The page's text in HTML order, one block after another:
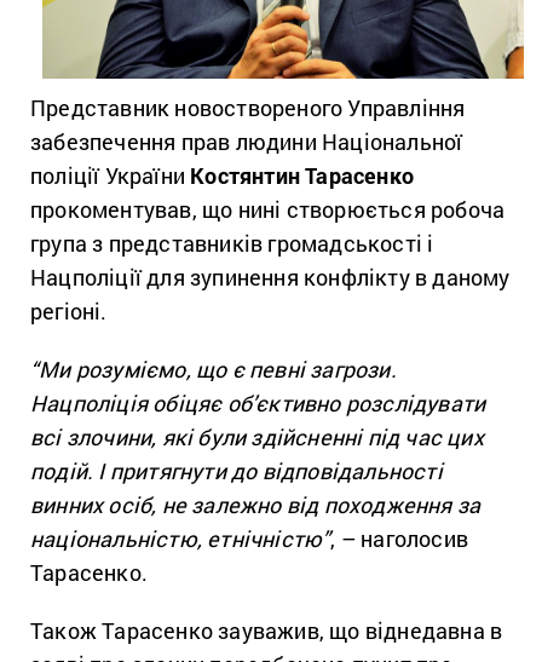
Представник новоствореного Управління
забезпечення прав людини Національної
поліції України Костянтин Тарасенко
прокоментував, що нині створюється робоча
група з представників громадськості і
Нацполіції для зупинення конфлікту в даному
регіоні.
“Ми розуміємо, що є певні загрози.
Нацполіція обіцяє об’єктивно розслідувати
всі злочини, які були здійсненні під час цих
подій. І притягнути до відповідальності
винних осіб, не залежно від походження за
національністю, етнічністю”, – наголосив
Тарасенко.
Також Тарасенко зауважив, що віднедавна в